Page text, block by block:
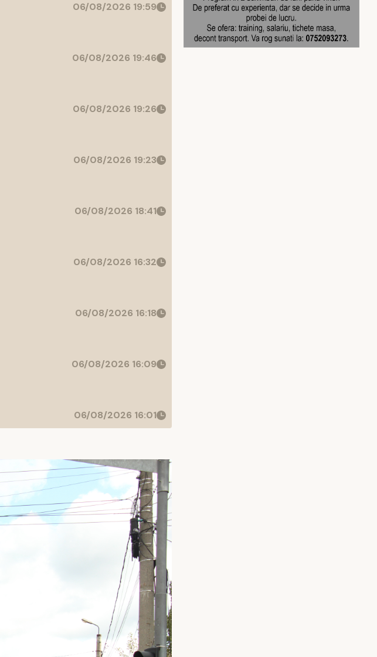
06/08/2026 19:59
06/08/2026 19:46
06/08/2026 19:26
06/08/2026 19:23
06/08/2026 18:41
06/08/2026 16:32
06/08/2026 16:18
06/08/2026 16:09
06/08/2026 16:01